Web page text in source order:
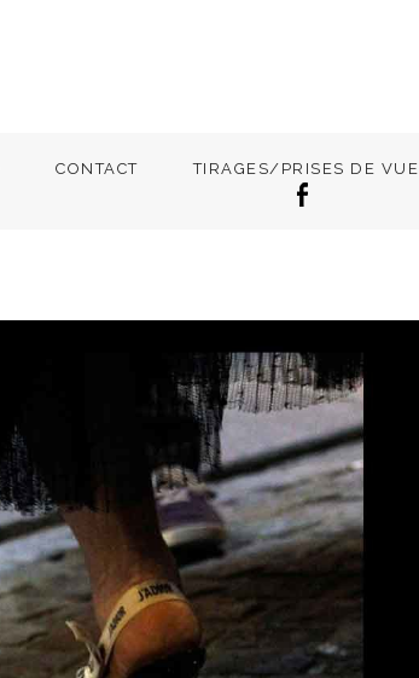
CONTACT TIRAGES/PRISES DE VUE